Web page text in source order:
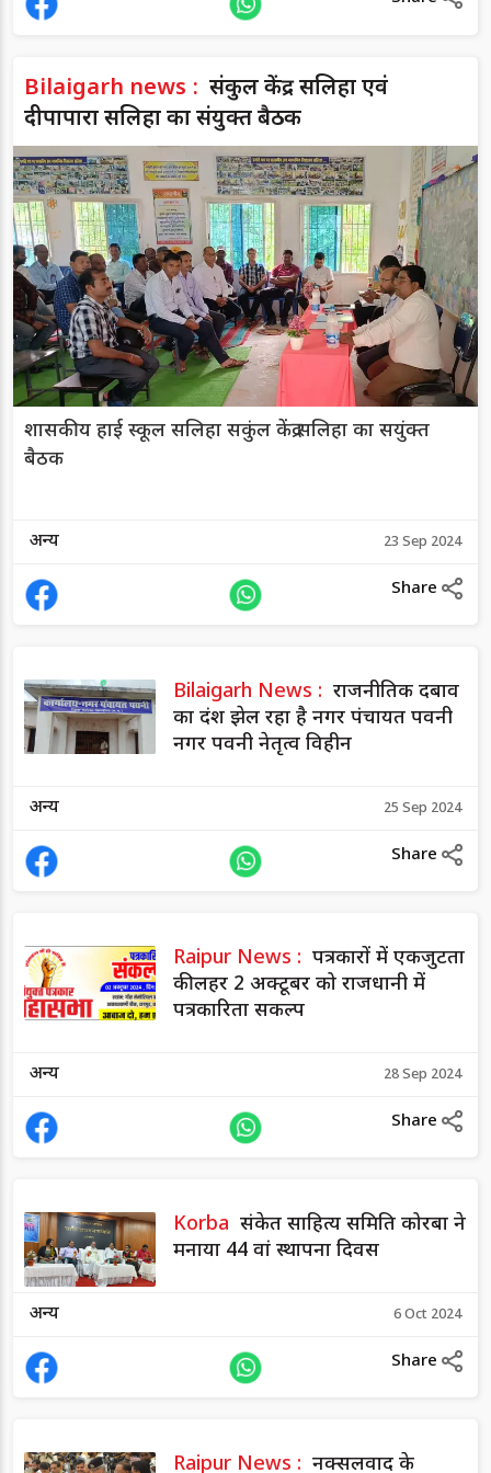
Bilaigarh news : संकुल केंद्र सलिहा एवं
दीपापारा सलिहा का संयुक्त बैठक
शासकीय हाई स्कूल सलिहा सकुंल केंद्र सलिहा का सयुंक्त
बैठक
अन्य 23 Sep 2024
Share
Bilaigarh News : राजनीतिक दबाव
का दंश झेल रहा है नगर पंचायत पवनी
नगर पवनी नेतृत्व विहीन
अन्य 25 Sep 2024
Share
Raipur News : पत्रकारों में एकजुटता
की लहर 2 अक्टूबर को राजधानी में
पत्रकारिता सकल्प
अन्य 28 Sep 2024
Share
Korba संकेत साहित्य समिति कोरबा ने
मनाया 44 वां स्थापना दिवस
अन्य 6 Oct 2024
Share
Raipur News : नक्सलवाद के